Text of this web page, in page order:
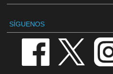
SÍGUENOS